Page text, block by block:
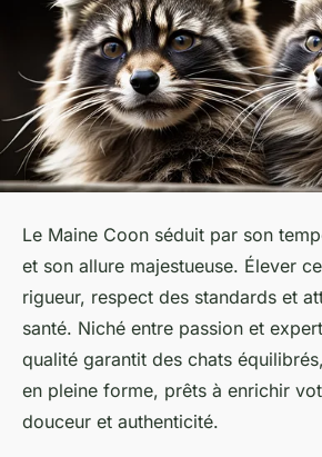
Le Maine Coon séduit par son
et son allure majestueuse. Élever
rigueur, respect des standards et
santé. Niché entre passion et
qualité garantit des chats
en pleine forme, prêts à enrichir
douceur et authenticité.